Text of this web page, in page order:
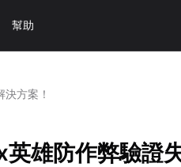
幫助
方案！
雄防作弊驗證